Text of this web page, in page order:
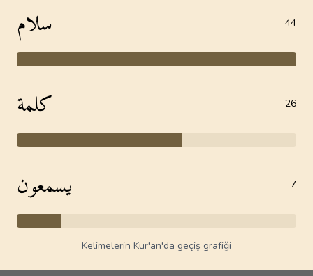
سلام 44
كلمة 26
يسمعون 7
Kelimelerin Kur'an'da geçiş grafiği